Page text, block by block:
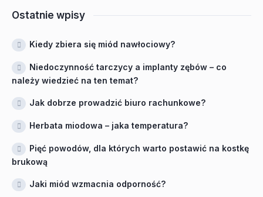
Ostatnie wpisy
Kiedy zbiera się miód nawłociowy?
Niedoczynność tarczycy a implanty zębów – co
należy wiedzieć na ten temat?
Jak dobrze prowadzić biuro rachunkowe?
Herbata miodowa – jaka temperatura?
Pięć powodów, dla których warto postawić na kostkę
brukową
Jaki miód wzmacnia odporność?